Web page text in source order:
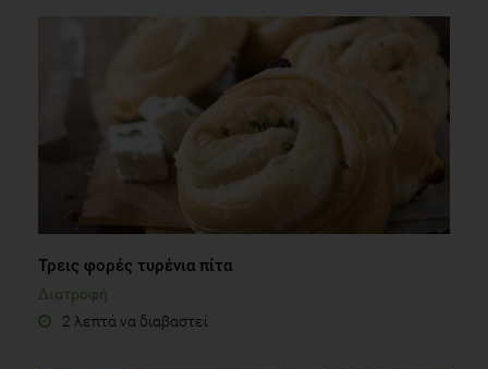
Τρεις φορές τυρένια πίτα
Διατροφή
2 λεπτά να διαβαστεί